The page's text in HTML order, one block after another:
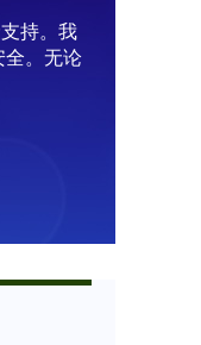
持。我
。无论